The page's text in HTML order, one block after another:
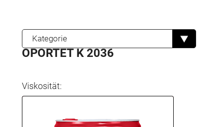
Kategorie
OPORTET K 2036
Viskosität: